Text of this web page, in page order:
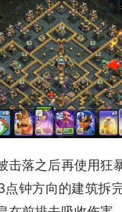
击落之后再使用狂
点钟方向的建筑拆